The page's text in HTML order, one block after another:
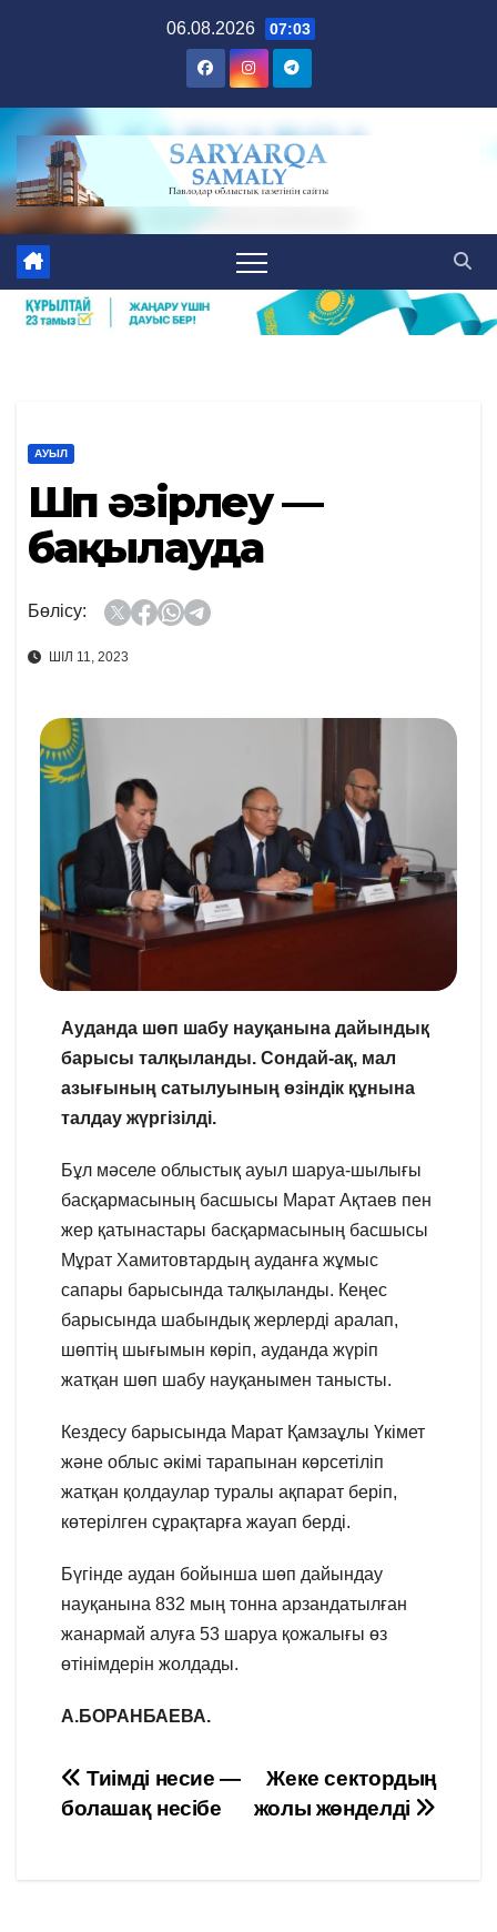
06.08.2026 07:03
АУЫЛ
Шөп әзірлеу —
бақылауда
Бөлісу:
ШІЛ 11, 2023
Ауданда шөп шабу науқанына дайындық
барысы талқыланды. Сондай-ақ, мал
азығының сатылуының өзіндік құнына
талдау жүргізілді.
Бұл мәселе облыстық ауыл шаруа-шылығы
басқармасының басшысы Марат Ақтаев пен
жер қатынастары басқармасының басшысы
Мұрат Хамитовтардың ауданға жұмыс
сапары барысында талқыланды. Кеңес
барысында шабындық жерлерді аралап,
шөптің шығымын көріп, ауданда жүріп
жатқан шөп шабу науқанымен танысты.
Кездесу барысында Марат Қамзаұлы Үкімет
және облыс әкімі тарапынан көрсетіліп
жатқан қолдаулар туралы ақпарат беріп,
көтерілген сұрақтарға жауап берді.
Бүгінде аудан бойынша шөп дайындау
науқанына 832 мың тонна арзандатылған
жанармай алуға 53 шаруа қожалығы өз
өтінімдерін жолдады.
А.БОРАНБАЕВА.
Навигация
Жеке сектордың
жолы жөнделді
Тиімді несие —
болашақ несібе